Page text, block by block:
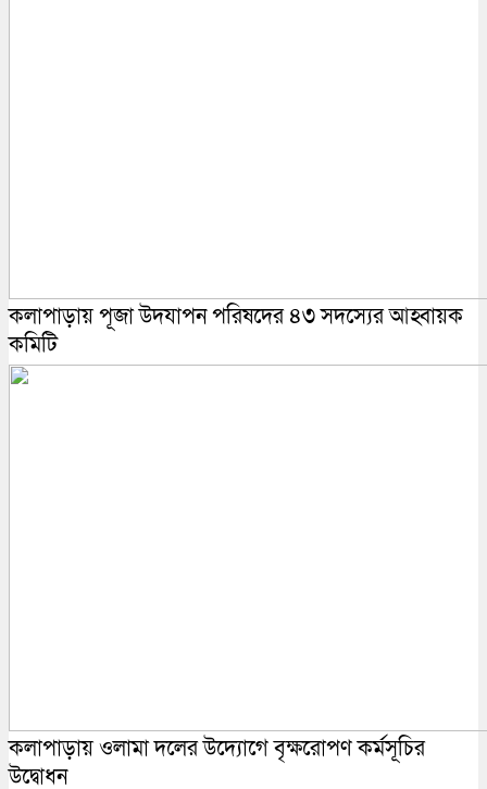
কলাপাড়ায় পূজা উদযাপন পরিষদের ৪৩ সদস্যের আহ্বায়ক
কমিটি
কলাপাড়ায় ওলামা দলের উদ্যোগে বৃক্ষরোপণ কর্মসূচির
উদ্বোধন